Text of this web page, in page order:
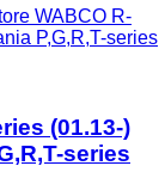
WABCO R-
P,G,R,T-series
(01.13-)
series